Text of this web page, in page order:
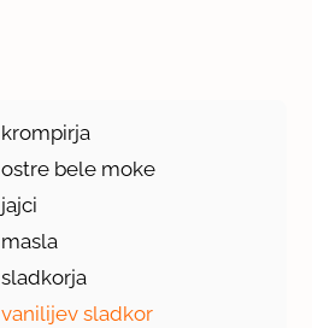
krompirja
ostre bele moke
jajci
masla
sladkorja
vanilijev sladkor